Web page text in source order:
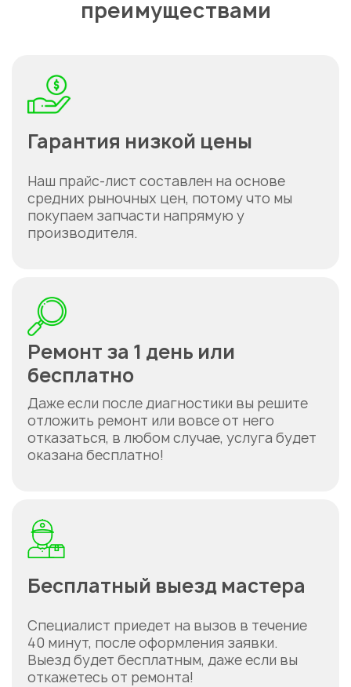
преимуществами
Гарантия низкой цены
Наш прайс-лист составлен на основе
средних рыночных цен, потому что мы
покупаем запчасти напрямую у
производителя.
Ремонт за 1 день или
бесплатно
Даже если после диагностики вы решите
отложить ремонт или вовсе от него
отказаться, в любом случае, услуга будет
оказана бесплатно!
Бесплатный выезд мастера
Специалист приедет на вызов в течение
40 минут, после оформления заявки.
Выезд будет бесплатным, даже если вы
откажетесь от ремонта!
Укажите из какого вы
города
Астана